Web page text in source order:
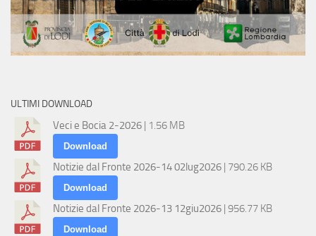
ULTIMI DOWNLOAD
Veci e Bocia 2-2026 | 1.56 MB
Download
Notizie dal Fronte 2026-14 02lug2026 | 790.26 KB
Download
Notizie dal Fronte 2026-13 12giu2026 | 956.77 KB
Download